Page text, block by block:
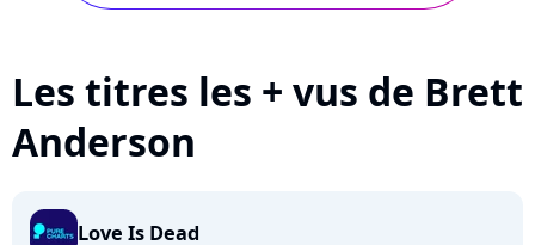
Les titres les + vus de Brett
Anderson
Love Is Dead